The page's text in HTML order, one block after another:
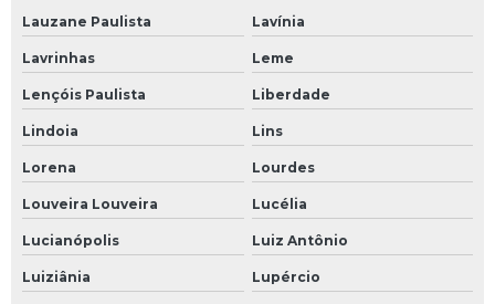
Lauzane Paulista Lavínia
Lavrinhas Leme
Lençóis Paulista Liberdade
Lindoia Lins
Lorena Lourdes
Louveira Louveira Lucélia
Lucianópolis Luiz Antônio
Luiziânia Lupércio